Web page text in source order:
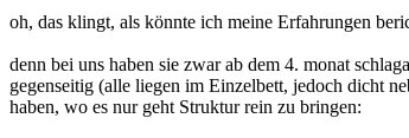
oh, das klingt, als könnte ich meine Erfahrungen
denn bei uns haben sie zwar ab dem 4. monat
gegenseitig (alle liegen im Einzelbett, jedoch dicht
haben, wo es nur geht Struktur rein zu bringen: